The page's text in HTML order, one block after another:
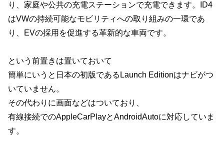
り、家庭や公共の充電ステーションで充電できます。ID4
はVWの持続可能なモビリティへの取り組みの一環であ
り、EVの採用を促進する革新的な車両です。
という前置きは置いておいて
簡単にいうと日本の初版であるLaunch Editionはナビがつ
いていません。
その代わりに画面などはついており、
有線接続でのAppleCarPlayとAndroidAutoに対応していま
す。